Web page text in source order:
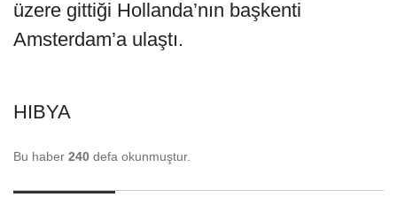
üzere gittiği Hollanda’nın başkenti
Amsterdam’a ulaştı.
HIBYA
Bu haber 240 defa okunmuştur.